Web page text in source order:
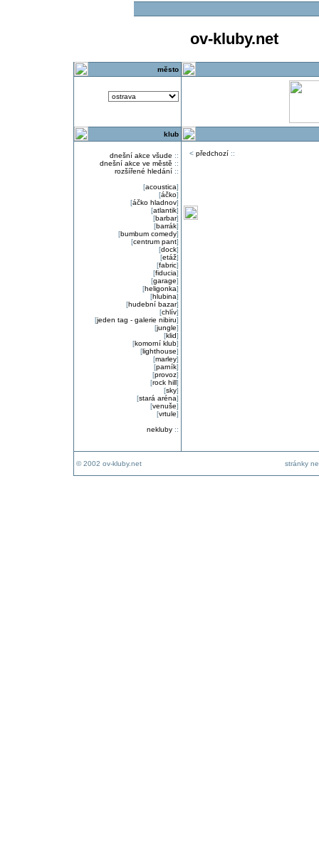
ov-kluby.net
město
klub
dnešní akce všude ::
dnešní akce ve městě ::
rozšířené hledání::
[acoustica]
[áčko]
[áčko hladnov]
[atlantik]
[barbar]
[barrák]
[bumbum comedy]
[centrum pant]
[dock]
[etáž]
[fabric]
[fiducia]
[garage]
[heligonka]
[hlubina]
[hudební bazar]
[chlív]
[jeden tag - galerie nibiru]
[jungle]
[klid]
[komorní klub]
[lighthouse]
[marley]
[parník]
[provoz]
[rock hill]
[sky]
[stará aréna]
[venuše]
[vrtule]
nekluby::
< předchozí::
© 2002 ov-kluby.net stránky